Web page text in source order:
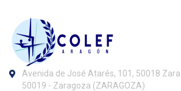
Avenida de José Atarés, 101, 50018
50019 - Zaragoza (ZARAGOZA)